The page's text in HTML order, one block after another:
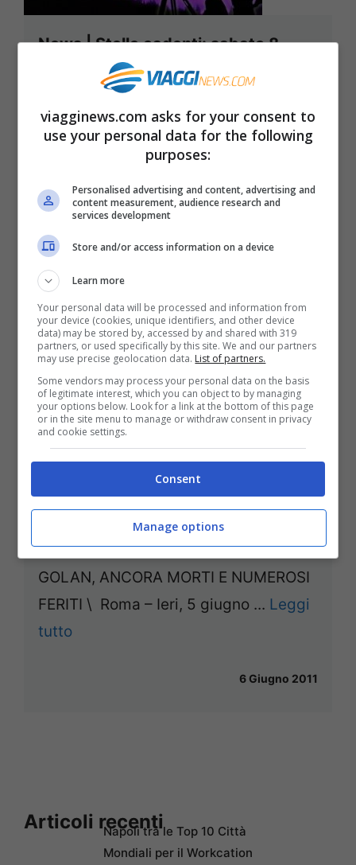
News | Stelle cadenti: sabato 8
Ottobre saranno migliaia
NOTTE DI SABATO 8 OTTOBRE \ ROMA
– Discoteca, ristorante, pub… no ...
News | Siria: morti e feriti sulle
alture del Golan
SCONTI NELLE ZONE DI CONFINE DEL
GOLAN, ANCORA MORTI E NUMEROSI
FERITI \ Roma – Ieri, 5 giugno ... Leggi
tutto
6 Giugno 2011
Articoli recentiNapoli tra le Top 10 Città
Mondiali per il Workcation
viagginews.com asks for your consent to
use your personal data for the following
purposes:
Personalised advertising and content, advertising and
content measurement, audience research and
services development
Store and/or access information on a device
Learn more
Your personal data will be processed and information from
your device (cookies, unique identifiers, and other device
data) may be stored by, accessed by and shared with 319
partners, or used specifically by this site. We and our partners
may use precise geolocation data. List of partners.
Some vendors may process your personal data on the basis
of legitimate interest, which you can object to by managing
your options below. Look for a link at the bottom of this page
or in the site menu to manage or withdraw consent in privacy
and cookie settings.
Consent
Manage options